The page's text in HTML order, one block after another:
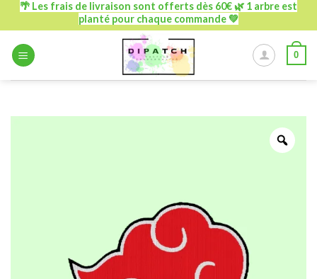
Passer
contenu
🌴 Les frais de livraison sont offerts dès 60€ 🌿 1 arbre est
planté pour chaque commande 💚
0